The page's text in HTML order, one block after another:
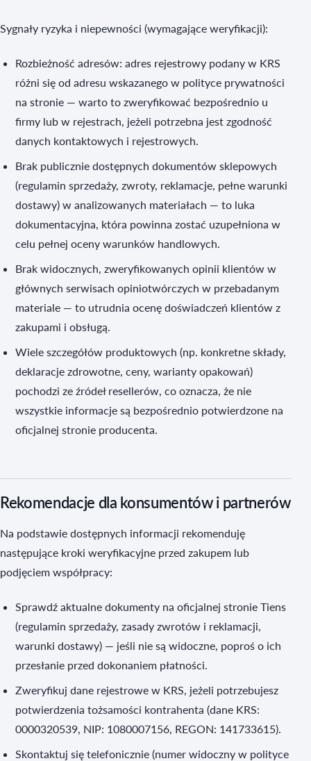
Sygnały ryzyka i niepewności (wymagające weryfikacji):
Rozbieżność adresów: adres rejestrowy podany w KRS
różni się od adresu wskazanego w polityce prywatności
na stronie — warto to zweryfikować bezpośrednio u
firmy lub w rejestrach, jeżeli potrzebna jest zgodność
danych kontaktowych i rejestrowych.
Brak publicznie dostępnych dokumentów sklepowych
(regulamin sprzedaży, zwroty, reklamacje, pełne warunki
dostawy) w analizowanych materiałach — to luka
dokumentacyjna, która powinna zostać uzupełniona w
celu pełnej oceny warunków handlowych.
Brak widocznych, zweryfikowanych opinii klientów w
głównych serwisach opiniotwórczych w przebadanym
materiale — to utrudnia ocenę doświadczeń klientów z
zakupami i obsługą.
Wiele szczegółów produktowych (np. konkretne składy,
deklaracje zdrowotne, ceny, warianty opakowań)
pochodzi ze źródeł resellerów, co oznacza, że nie
wszystkie informacje są bezpośrednio potwierdzone na
oficjalnej stronie producenta.
Rekomendacje dla konsumentów i partnerów
Na podstawie dostępnych informacji rekomenduję
następujące kroki weryfikacyjne przed zakupem lub
podjęciem współpracy:
Sprawdź aktualne dokumenty na oficjalnej stronie Tiens
(regulamin sprzedaży, zasady zwrotów i reklamacji,
warunki dostawy) — jeśli nie są widoczne, poproś o ich
przesłanie przed dokonaniem płatności.
Zweryfikuj dane rejestrowe w KRS, jeżeli potrzebujesz
potwierdzenia tożsamości kontrahenta (dane KRS:
0000320539, NIP: 1080007156, REGON: 141733615).
Skontaktuj się telefonicznie (numer widoczny w polityce